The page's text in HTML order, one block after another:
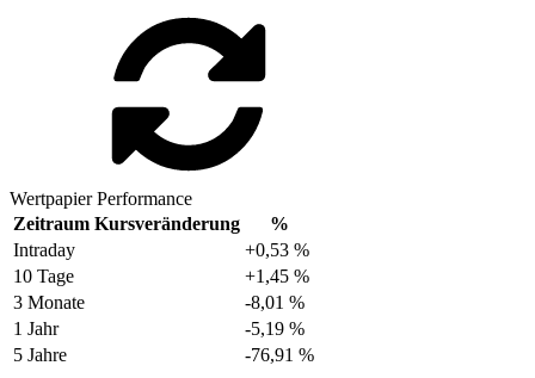
Wertpapier Performance
Zeitraum Kursveränderung
%
Intraday
+0,53 %
10 Tage
+1,45 %
3 Monate
-8,01 %
1 Jahr
-5,19 %
5 Jahre
-76,91 %